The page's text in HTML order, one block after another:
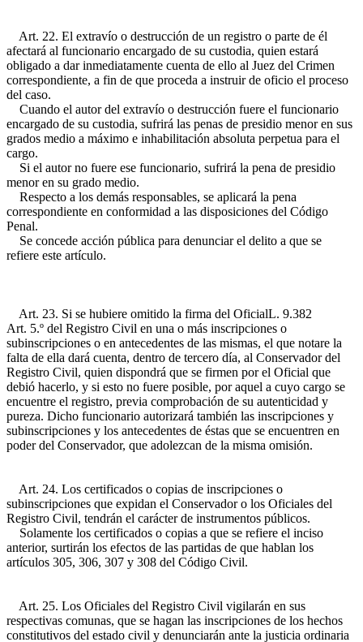
Art. 22. El extravío o destrucción de un registro o parte de él
afectará al funcionario encargado de su custodia, quien estará
obligado a dar inmediatamente cuenta de ello al Juez del Crimen
correspondiente, a fin de que proceda a instruir de oficio el proceso
del caso.
Cuando el autor del extravío o destrucción fuere el funcionario
encargado de su custodia, sufrirá las penas de presidio menor en sus
grados medio a máximo e inhabilitación absoluta perpetua para el
cargo.
Si el autor no fuere ese funcionario, sufrirá la pena de presidio
menor en su grado medio.
Respecto a los demás responsables, se aplicará la pena
correspondiente en conformidad a las disposiciones del Código
Penal.
Se concede acción pública para denunciar el delito a que se
refiere este artículo.
Art. 23. Si se hubiere omitido la firma del OficialL. 9.382
Art. 5.º del Registro Civil en una o más inscripciones o
subinscripciones o en antecedentes de las mismas, el que notare la
falta de ella dará cuenta, dentro de tercero día, al Conservador del
Registro Civil, quien dispondrá que se firmen por el Oficial que
debió hacerlo, y si esto no fuere posible, por aquel a cuyo cargo se
encuentre el registro, previa comprobación de su autenticidad y
pureza. Dicho funcionario autorizará también las inscripciones y
subinscripciones y los antecedentes de éstas que se encuentren en
poder del Conservador, que adolezcan de la misma omisión.
Art. 24. Los certificados o copias de inscripciones o
subinscripciones que expidan el Conservador o los Oficiales del
Registro Civil, tendrán el carácter de instrumentos públicos.
Solamente los certificados o copias a que se refiere el inciso
anterior, surtirán los efectos de las partidas de que hablan los
artículos 305, 306, 307 y 308 del Código Civil.
Art. 25. Los Oficiales del Registro Civil vigilarán en sus
respectivas comunas, que se hagan las inscripciones de los hechos
constitutivos del estado civil y denunciarán ante la justicia ordinaria